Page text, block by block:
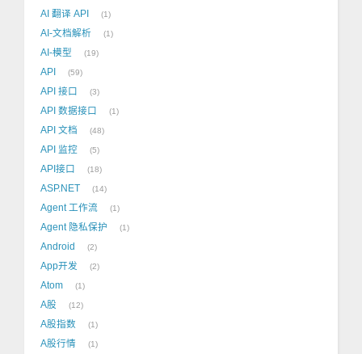
AI 翻译 API 1
AI-文档解析 1
AI-模型 19
API 59
API 接口 3
API 数据接口 1
API 文档 48
API 监控 5
API接口 18
ASP.NET 14
Agent 工作流 1
Agent 隐私保护 1
Android 2
App开发 2
Atom 1
A股 12
A股指数 1
A股行情 1